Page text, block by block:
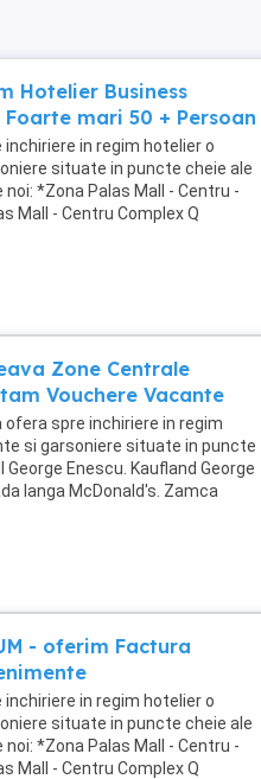
Hotelier Business
mari 50 + Persoan
in regim hotelier o
situate in puncte cheie ale
*Zona Palas Mall - Centru -
Mall - Centru Complex Q
Zone Centrale
Vouchere Vacante
spre inchiriere in regim
si garsoniere situate in puncte
Enescu. Kaufland George
langa McDonald's. Zamca
- oferim Factura
in regim hotelier o
situate in puncte cheie ale
*Zona Palas Mall - Centru -
Mall - Centru Complex Q